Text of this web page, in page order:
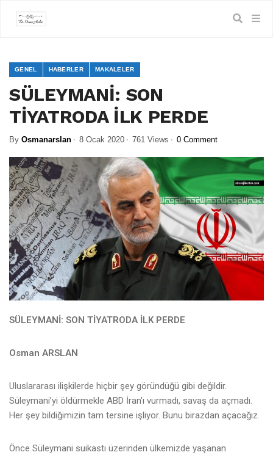
GENEL HABERLER MAKALELER
SÜLEYMANİ: SON
TİYATRODA İLK PERDE
By Osmanarslan 8 Ocak 2020 761 Views 0 Comment
SÜLEYMANİ: SON TİYATRODA İLK PERDE
Osman ARSLAN
Uluslararası ilişkilerde hiçbir şey göründüğü gibi değildir.
Süleymani’yi öldürmekle ABD İran’ı vurmadı, savaş da açmadı.
Her şey bildiğimizin tam tersine işliyor. Bunu birazdan açacağız.
Önce Süleymani suikastı üzerinden ülkemizde yaşanan